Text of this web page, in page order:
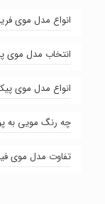
انواع مدل موی
انتخاب مدل موی
انواع مدل موی
چه رنگ مویی به
تفاوت مدل موی